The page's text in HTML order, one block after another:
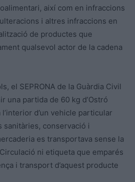
així com en infraccions
i altres infraccions en
de productes que
qualsevol actor de la cadena
el SEPRONA de la Guàrdia Civil
una partida de 60 kg d’Ostró
d’un vehicle particular
sanitàries, conservació i
es transportava sense la
ni etiqueta que emparés
i transport d’aquest producte